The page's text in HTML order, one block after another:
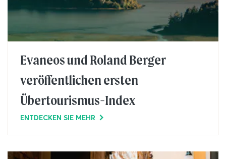
Evaneos und Roland Berger
veröffentlichen ersten
Übertourismus-Index
ENTDECKEN SIE MEHR